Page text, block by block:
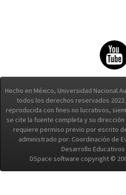
Hecho en México, Universidad Nacional
todos los derechos reservados
reproducida con fines no lucrativos,
se cite la fuente completa y su
requiere permiso previo por escrito
administrado por: Coordinación de
Desarrollo Educativos
DSpace software copyright ©